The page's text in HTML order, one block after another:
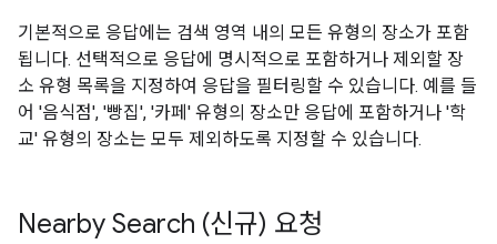
기본적으로 응답에는 검색 영역 내의 모든 유형의 장소가 포함
됩니다. 선택적으로 응답에 명시적으로 포함하거나 제외할 장
소 유형 목록을 지정하여 응답을 필터링할 수 있습니다. 예를 들
어 '음식점', '빵집', '카페' 유형의 장소만 응답에 포함하거나 '학
교' 유형의 장소는 모두 제외하도록 지정할 수 있습니다.
Nearby Search (신규) 요청